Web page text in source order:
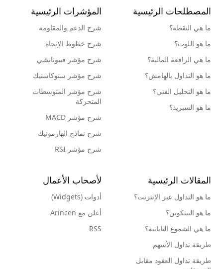
المصطلحات الرئيسية
ما هي النقطة؟
ما هو اللوت؟
ما هي الرافعة المالية؟
ما هو التداول بالهامش؟
ما هو التحليل الفني؟
ما هو السبريد؟
المؤشرات الرئيسية
شرح الدعم والمقاومة
شرح خطوط الإتجاه
شرح مؤشر فيبوناتشي
شرح مؤشر ستوكاستيك
شرح مؤشر المتوسطات
المتحركة
شرح مؤشر MACD
شرح نماذج الهارمونيك
شرح مؤشر RSI
المقالات الرئيسية
ما هو التداول عبر الإنترنت؟
ما هو البيتكوين؟
ما هي الشموع اليابانية؟
طريقة تداول الأسهم
طريقة تداول العقود مقابل
لأصحاب الأعمال
أدوات (Widgets)
أعلن مع Arincen
RSS